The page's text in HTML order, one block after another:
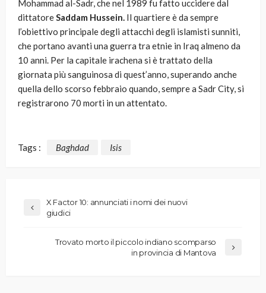
Mohammad al-Sadr, che nel 1989 fu fatto uccidere dal
dittatoreSaddam Hussein. Il quartiere è da sempre
l’obiettivo principale degli attacchi degli islamisti sunniti,
che portano avanti una guerra tra etnie in Iraq almeno da
10 anni. Per la capitale irachena si è trattato della
giornata più sanguinosa di quest’anno, superando anche
quella dello scorso febbraio quando, sempre a Sadr City, si
registrarono 70 morti in un attentato.
Tags : Baghdad Isis
X Factor 10: annunciati i nomi dei nuovi
giudici
Trovato morto il piccolo indiano scomparso
in provincia di Mantova